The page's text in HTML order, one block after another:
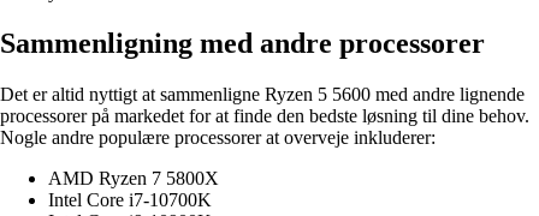
Sammenligning med andre processorer
Det er altid nyttigt at sammenligne Ryzen 5 5600 med andre lignende
processorer på markedet for at finde den bedste løsning til dine behov.
Nogle andre populære processorer at overveje inkluderer:
AMD Ryzen 7 5800X
Intel Core i7-10700K